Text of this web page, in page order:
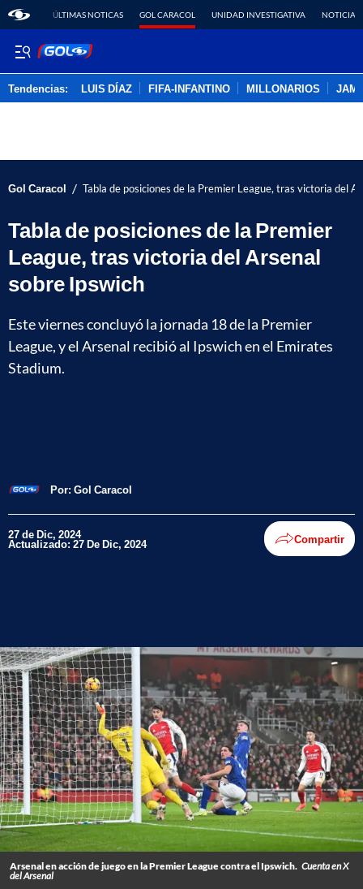
ÚLTIMAS NOTICAS GOL CARACOL UNIDAD INVESTIGATIVA NOTICIAS
Tendencias: LUIS DÍAZ FIFA-INFANTINO MILLONARIOS
Gol Caracol / Tabla de posiciones de la Premier League, tras victoria del
Tabla de posiciones de la Premier
League, tras victoria del Arsenal
sobre Ipswich
Este viernes concluyó la jornada 18 de la Premier
League, y el Arsenal recibió al Ipswich en el Emirates
Stadium.
Por: Gol Caracol
27 de Dic, 2024
Actualizado: 27 De Dic, 2024 Compartir
Arsenal en acción de juego en la Premier League contra el Ipswich. Cuenta en X
del Arsenal